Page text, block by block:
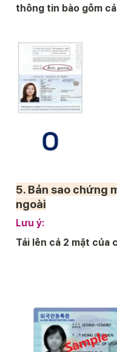
thông tin bào gỗm
5. Bản sao chứng
ngoài
Lưu ý:
Tải lên cả 2 mặt của